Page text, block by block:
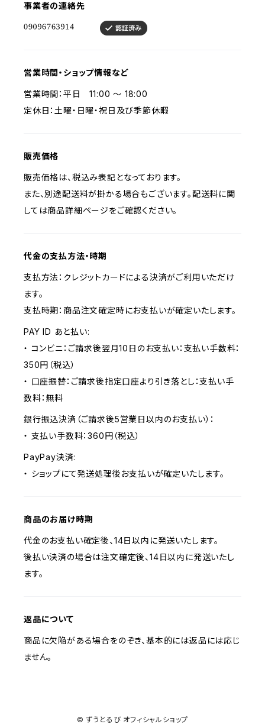
事業者の連絡先
営業時間・ショップ情報など
営業時間：平日 11:00 〜 18:00
定休日：土曜・日曜・祝日及び季節休暇
販売価格
販売価格は、税込み表記となっております。
また、別途配送料が掛かる場合もございます。配送料に関
しては商品詳細ページをご確認ください。
代金の支払方法・時期
支払方法：クレジットカードによる決済がご利用いただけ
ます。
支払時期：商品注文確定時にお支払いが確定いたします。
PAY ID あと払い:
・ コンビニ：ご請求後翌月10日のお支払い：支払い手数料：
350円（税込）
・ 口座振替：ご請求後指定口座より引き落とし：支払い手
数料：無料
銀行振込決済（ご請求後5営業日以内のお支払い）：
・ 支払い手数料：360円（税込）
PayPay決済:
・ ショップにて発送処理後お支払いが確定いたします。
商品のお届け時期
代金のお支払い確定後、14日以内に発送いたします。
後払い決済の場合は注文確定後、14日以内に発送いたし
ます。
返品について
商品に欠陥がある場合をのぞき、基本的には返品には応じ
ません。
© ずうとるび オフィシャルショップ